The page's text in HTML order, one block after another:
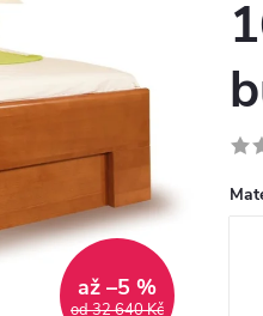
od 32 640 Kč
až –5 %